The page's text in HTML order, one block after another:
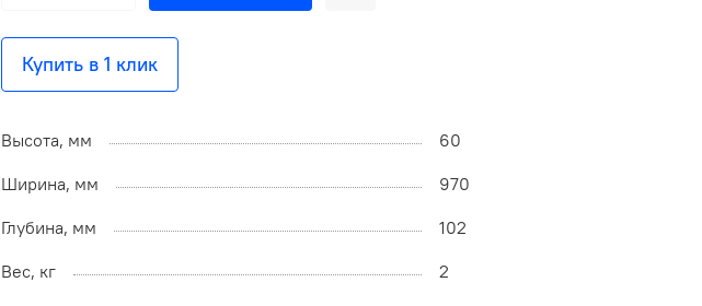
Купить в 1 клик
Высота, мм
60
Ширина, мм
970
Глубина, мм
102
Вес, кг
2